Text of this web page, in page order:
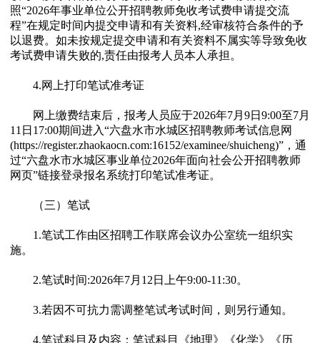
照“2026年事业单位公开招聘教师免收考试费申请提交流
程”在规定时间内提交申请和有关资料,经审核符合条件的予
以退费。如未按规定提交申请和有关资料不属实等导致免收
考试费申请失败的,责任由报考人员本人承担。
4.网上打印笔试准考证
网上缴费结束后，报考人员应于2026年7月9日9:00至7月
11日17:00期间进入“六盘水市水城区招聘教师考试信息网
(https://register.zhaokaocn.com:16152/examinee/shuicheng)”，通
过“六盘水市水城区事业单位2026年面向社会公开招聘教师
网页”链接登录报名系统打印笔试准考证。
（三）笔试
1.笔试工作由区招聘工作联席会议办公室统一组织实
施。
2.笔试时间:2026年7月12日上午9:00-11:30。
3.若因不可抗力需调整笔试考试时间，则另行通知。
4.笔试科目及内容：笔试科目《地理》《化学》《历